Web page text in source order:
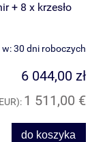
+ 8 x krzesło
w:30 dni roboczych
6 044,00 zł
1 511,00 €
do koszyka